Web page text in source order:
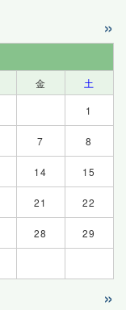
»
金
土
1
7 8
14 15
21 22
28 29
»